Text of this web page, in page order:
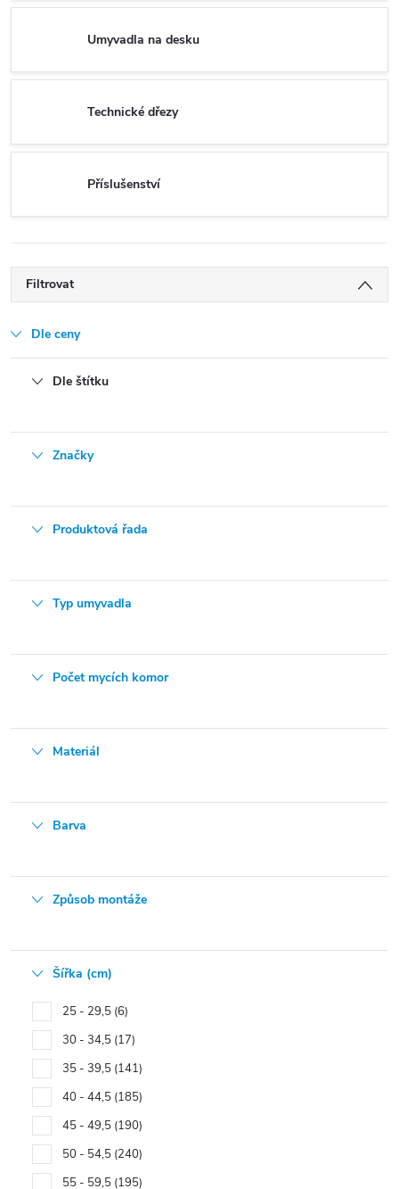
Umyvadla na desku
Technické dřezy
Příslušenství
Filtrovat
Dle ceny
Dle štítku
Značky
Produktová řada
Typ umyvadla
Počet mycích komor
Materiál
Barva
Způsob montáže
Šířka (cm)
25 - 29,5 6
30 - 34,5 17
35 - 39,5 141
40 - 44,5 185
45 - 49,5 190
50 - 54,5 240
55 - 59,5 195